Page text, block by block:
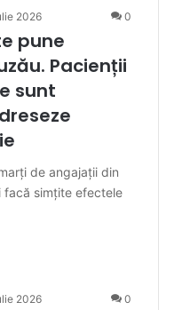
2026 0
pune
Pacienții
sunt
de angajații din
facă simțite efectele
2026 0